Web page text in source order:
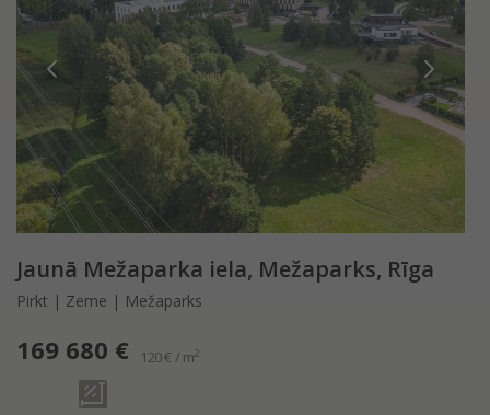
Jaunā Mežaparka iela, Mežaparks, Rīga
Pirkt | Zeme | Mežaparks
169 680 € 120 € / m2